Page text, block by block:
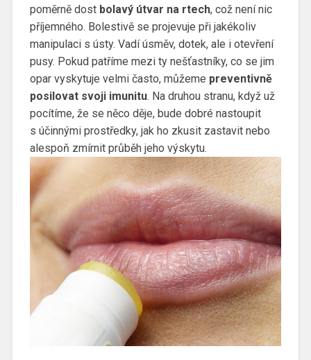
poměrně dost bolavý útvar na rtech, což není nic
příjemného. Bolestivě se projevuje při jakékoliv
manipulaci s ústy. Vadí úsměv, dotek, ale i otevření
pusy. Pokud patříme mezi ty nešťastníky, co se jim
opar vyskytuje velmi často, můžeme preventivně
posilovat svoji imunitu. Na druhou stranu, když už
pocítíme, že se něco děje, bude dobré nastoupit
s účinnými prostředky, jak ho zkusit zastavit nebo
alespoň zmírnit průběh jeho výskytu.